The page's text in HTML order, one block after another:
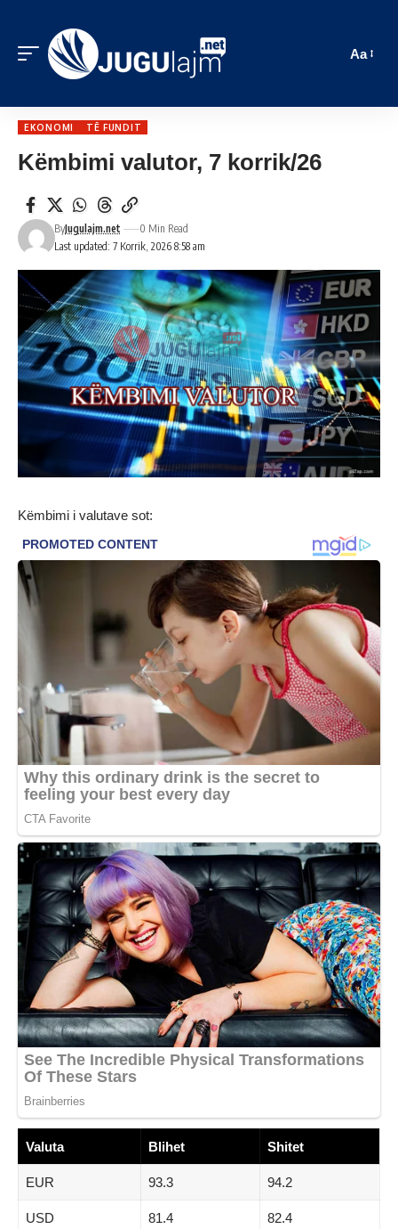
Aa
EKONOMI TË FUNDIT
Këmbimi valutor, 7 korrik/26
Last updated: 7 Korrik, 2026 8:58 am
ByJugulajm.net 0 Min Read
Këmbimi i valutave sot:
Valuta Blihet Shitet
EUR 93.3 94.2
USD 81.4 82.4